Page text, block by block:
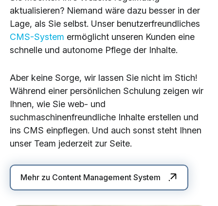
aktualisieren? Niemand wäre dazu besser in der
Lage, als Sie selbst. Unser benutzerfreundliches
CMS-System ermöglicht unseren Kunden eine
schnelle und autonome Pflege der Inhalte.
Aber keine Sorge, wir lassen Sie nicht im Stich!
Während einer persönlichen Schulung zeigen wir
Ihnen, wie Sie web- und
suchmaschinenfreundliche Inhalte erstellen und
ins CMS einpflegen. Und auch sonst steht Ihnen
unser Team jederzeit zur Seite.
Mehr zu Content Management System